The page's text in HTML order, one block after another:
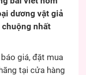
dương vật giả
chuộng nhất
giá, đặt mua
tại cửa hàng